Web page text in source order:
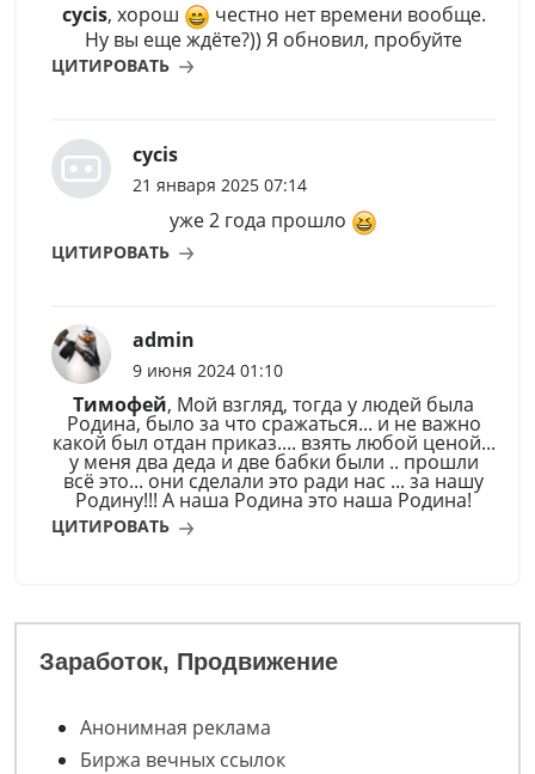
cycis, хорош
честно нет времени вообще.
Ну вы еще ждёте?)) Я обновил, пробуйте
ЦИТИРОВАТЬ
cycis
21 января 2025 07:14
уже 2 года прошло
ЦИТИРОВАТЬ
admin
9 июня 2024 01:10
Тимофей, Мой взгляд, тогда у людей была
Родина, было за что сражаться... и не важно
какой был отдан приказ.... взять любой ценой...
у меня два деда и две бабки были .. прошли
всё это... они сделали это ради нас ... за нашу
Родину!!! А наша Родина это наша Родина!
ЦИТИРОВАТЬ
Заработок, Продвижение
Анонимная реклама
Биржа вечных ссылок